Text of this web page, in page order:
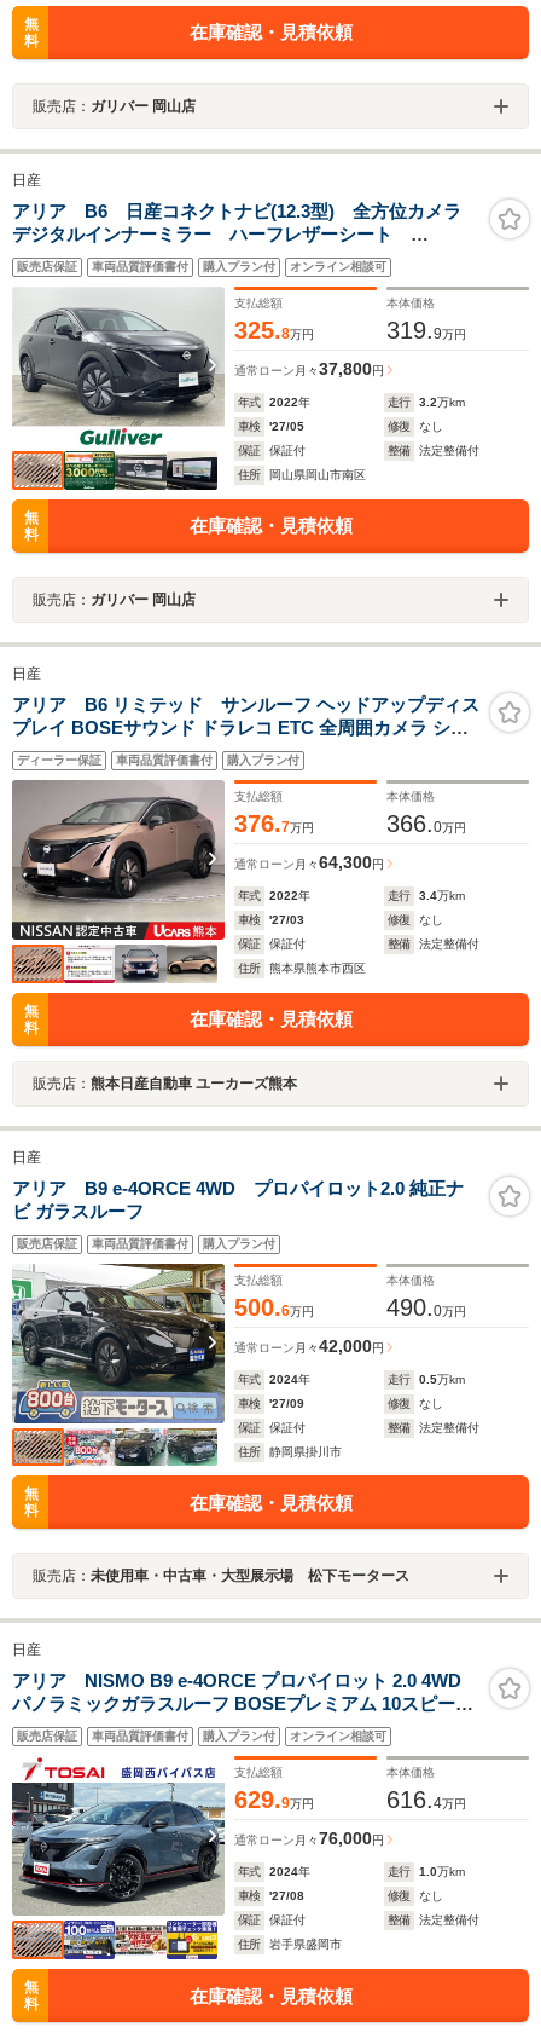
無
料
在庫確認・見積依頼
販売店： ガリバー 岡山店
日産
アリア B6 日産コネクトナビ(12.3型) 全方位カメラ
デジタルインナーミラー ハーフレザーシート
ETC2.0 LEDヘッドライト 純正19インチAW ワイヤ
レス充電 プロパイロット 衝突軽減ブレーキ レーン
キープアシスト
販売店保証 車両品質評価書付 購入プラン付 オンライン相談可
支払総額
325.8万円
本体価格
319.9万円
通常ローン 月々37,800円
年式 2022年 走行 3.2万km
車検
'27/05 修復
なし
保証
保証付 整備
法定整備付
住所
岡山県岡山市南区
無
料
在庫確認・見積依頼
販売店： ガリバー 岡山店
日産
アリア B6 リミテッド サンルーフ ヘッドアップディス
プレイ BOSEサウンド ドラレコ ETC 全周囲カメラ シー
トヒーター 運転席・助手席パワーシート シートメモリー
ステアリングヒーター 後席シートヒーター
ディーラー保証 車両品質評価書付 購入プラン付
支払総額
376.7万円
本体価格
366.0万円
通常ローン 月々64,300円
年式 2022年 走行 3.4万km
車検
'27/03 修復
なし
保証
保証付 整備
法定整備付
住所
熊本県熊本市西区
無
料
在庫確認・見積依頼
販売店： 熊本日産自動車 ユーカーズ熊本
日産
アリア B9 e-4ORCE 4WD プロパイロット2.0 純正ナ
ビ ガラスルーフ
販売店保証 車両品質評価書付 購入プラン付
支払総額
500.6万円
本体価格
490.0万円
通常ローン 月々42,000円
年式 2024年 走行 0.5万km
車検
'27/09 修復
なし
保証
保証付 整備
法定整備付
住所
静岡県掛川市
無
料
在庫確認・見積依頼
販売店： 未使用車・中古車・大型展示場 松下モータース
日産
アリア NISMO B9 e-4ORCE プロパイロット 2.0 4WD
パノラミックガラスルーフ BOSEプレミアム 10スピーカ
ー プロパイロットリモートパーキング ワンオーナー 360
度セーフティアシスト 全方位モニター アラウンドビュー
モニター ブラック合皮コンビシート 当社買取
販売店保証 車両品質評価書付 購入プラン付 オンライン相談可
支払総額
629.9万円
本体価格
616.4万円
通常ローン 月々76,000円
年式 2024年 走行 1.0万km
車検
'27/08 修復
なし
保証
保証付 整備
法定整備付
住所
岩手県盛岡市
無
料
在庫確認・見積依頼